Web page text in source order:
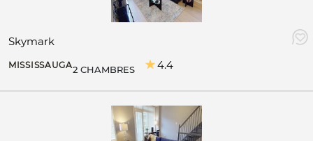
Skymark
MISSISSAUGA2 CHAMBRES 4.4